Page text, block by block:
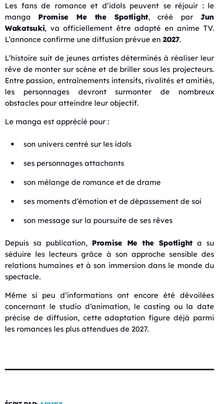
Les fans de romance et d’idols peuvent se réjouir : le
manga Promise Me the Spotlight, créé par Jun
Wakatsuki, va officiellement être adapté en anime TV.
L’annonce confirme une diffusion prévue en 2027.
L’histoire suit de jeunes artistes déterminés à réaliser leur
rêve de monter sur scène et de briller sous les projecteurs.
Entre passion, entraînements intensifs, rivalités et amitiés,
les personnages devront surmonter de nombreux
obstacles pour atteindre leur objectif.
Le manga est apprécié pour :
son univers centré sur les idols
ses personnages attachants
son mélange de romance et de drame
ses moments d’émotion et de dépassement de soi
son message sur la poursuite de ses rêves
Depuis sa publication, Promise Me the Spotlighta su
séduire les lecteurs grâce à son approche sensible des
relations humaines et à son immersion dans le monde du
spectacle.
Même si peu d’informations ont encore été dévoilées
concernant le studio d’animation, le casting ou la date
précise de diffusion, cette adaptation figure déjà parmi
les romances les plus attendues de 2027.